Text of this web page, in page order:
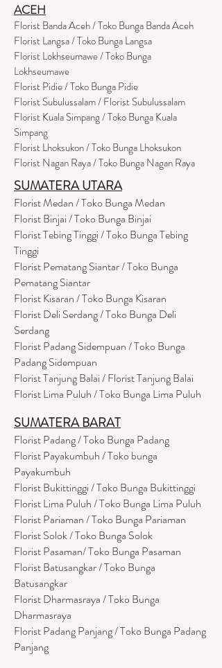
ACEH
Florist Banda Aceh / Toko Bunga Banda Aceh
Florist Langsa / Toko Bunga Langsa
Florist Lokhseumawe / Toko Bunga
Lokhseumawe
Florist Pidie / Toko Bunga Pidie
Florist Subulussalam / Florist Subulussalam
Florist Kuala Simpang / Toko Bunga Kuala
Simpang
Florist Lhoksukon / Toko Bunga Lhoksukon
Florist Nagan Raya / Toko Bunga Nagan Raya
SUMATERA UTARA
Florist Medan / Toko Bunga Medan
Florist Binjai / Toko Bunga Binjai
Florist Tebing Tinggi / Toko Bunga Tebing
Tinggi
Florist Pematang Siantar / Toko Bunga
Pematang Siantar
Florist Kisaran / Toko Bunga Kisaran
Florist Deli Serdang / Toko Bunga Deli
Serdang
Florist Padang Sidempuan / Toko Bunga
Padang Sidempuan
Florist Tanjung Balai / Florist Tanjung Balai
Florist Lima Puluh / Toko Bunga Lima Puluh
SUMATERA BARAT
Florist Padang / Toko Bunga Padang
Florist Payakumbuh / Toko bunga
Payakumbuh
Florist Bukittinggi / Toko Bunga Bukittinggi
Florist Lima Puluh / Toko Bunga Lima Puluh
Florist Pariaman / Toko Bunga Pariaman
Florist Solok / Toko Bunga Solok
Florist Pasaman/ Toko Bunga Pasaman
Florist Batusangkar / Toko Bunga
Batusangkar
Florist Dharmasraya / Toko Bunga
Dharmasraya
Florist Padang Panjang / Toko Bunga Padang
Panjang